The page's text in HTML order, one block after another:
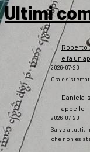
Ultimi
Roberto
e fa un
2026-07-20
Ora è
Daniela
appello
2026-07-20
Salve a tutti,
che non